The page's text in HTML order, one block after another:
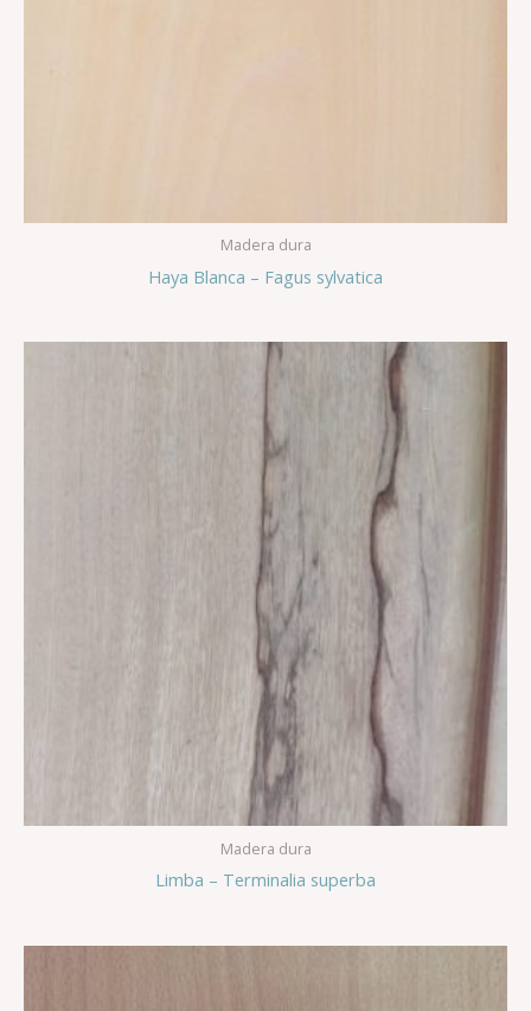
Madera dura
Haya Blanca – Fagus sylvatica
Madera dura
Limba – Terminalia superba